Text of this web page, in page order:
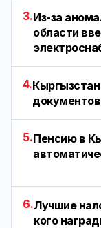
3.Из-за
области
4.
5.Пенсию в
6.Лучшие
кого